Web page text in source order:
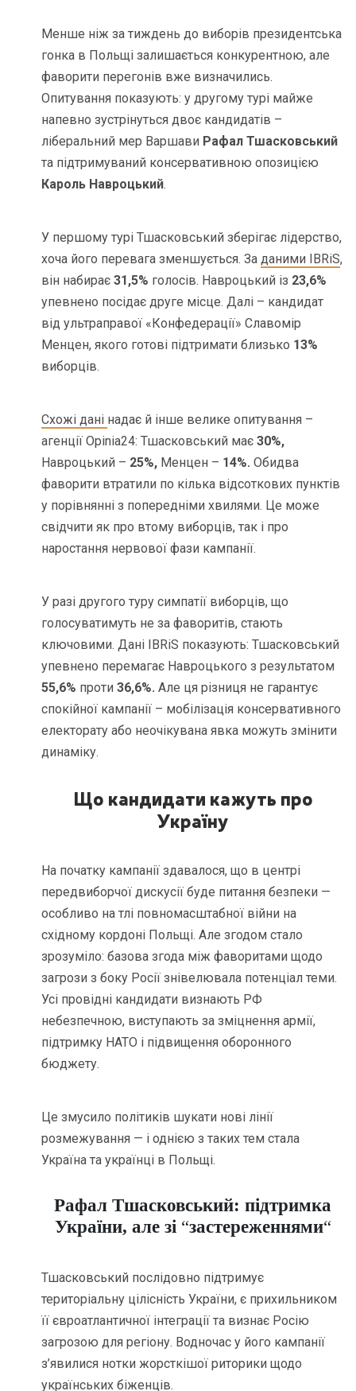
Менше ніж за тиждень до виборів президентська
гонка в Польщі залишається конкурентною, але
фаворити перегонів вже визначились.
Опитування показують: у другому турі майже
напевно зустрінуться двоє кандидатів –
ліберальний мер Варшави Рафал Тшасковський
та підтримуваний консервативною опозицією
Кароль Навроцький.
У першому турі Тшасковський зберігає лідерство,
хоча його перевага зменшується. За даними IBRiS,
він набирає31,5% голосів. Навроцький із 23,6%
упевнено посідає друге місце. Далі – кандидат
від ультраправої «Конфедерації» Славомір
Менцен, якого готові підтримати близько 13%
виборців.
Схожі дані надає й інше велике опитування –
агенції Opinia24: Тшасковський має30%,
Навроцький – 25%, Менцен – 14%. Обидва
фаворити втратили по кілька відсоткових пунктів
у порівнянні з попередніми хвилями. Це може
свідчити як про втому виборців, так і про
наростання нервової фази кампанії.
У разі другого туру симпатії виборців, що
голосуватимуть не за фаворитів, стають
ключовими. Дані IBRiS показують: Тшасковський
упевнено перемагає Навроцького з результатом
55,6% проти36,6%. Але ця різниця не гарантує
спокійної кампанії – мобілізація консервативного
електорату або неочікувана явка можуть змінити
динаміку.
Що кандидати кажуть про
Україну
На початку кампанії здавалося, що в центрі
передвиборчої дискусії буде питання безпеки —
особливо на тлі повномасштабної війни на
східному кордоні Польщі. Але згодом стало
зрозуміло: базова згода між фаворитами щодо
загрози з боку Росії знівелювала потенціал теми.
Усі провідні кандидати визнають РФ
небезпечною, виступають за зміцнення армії,
підтримку НАТО і підвищення оборонного
бюджету.
Це змусило політиків шукати нові лінії
розмежування — і однією з таких тем стала
Україна та українці в Польщі.
Рафал Тшасковський: підтримка
України, але зі “застереженнями“
Тшасковський послідовно підтримує
територіальну цілісність України, є прихильником
її євроатлантичної інтеграції та визнає Росію
загрозою для регіону. Водночас у його кампанії
з’явилися нотки жорсткішої риторики щодо
українських біженців.